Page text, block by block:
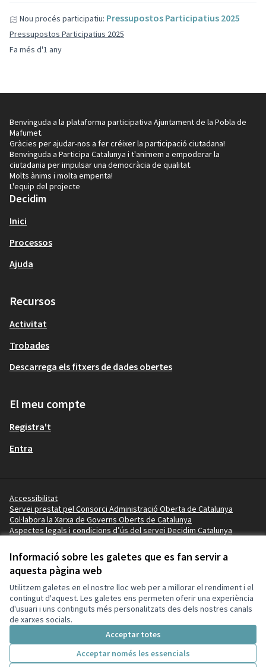
Informació sobre les galetes que es fan servir a
aquesta pàgina web
Utilitzem galetes en el nostre lloc web per a millorar el rendiment i el
contingut d'aquest. Les galetes ens permeten oferir una experiència
d'usuari i uns continguts més personalitzats des dels nostres canals
de xarxes socials.
Acceptar totes
Acceptar només les essencials
Fa més d'1 any
Nou procés participatiu: Pressupostos Participatius 2025
Pressupostos Participatius 2025
Benvinguda a la plataforma participativa Ajuntament de la Pobla de
Mafumet.
Gràcies per ajudar-nos a fer créixer la participació ciutadana!
Benvinguda a Participa Catalunya i t'animem a empoderar la
ciutadania per impulsar una democràcia de qualitat.
Molts ànims i molta empenta!
L'equip del projecte
Decidim
Inici
Processos
Ajuda
Recursos
Activitat
Trobades
Descarrega els fitxers de dades obertes
El meu compte
Registra't
Entra
Accessibilitat
Servei prestat pel Consorci Administració Oberta de Catalunya
Col·labora la Xarxa de Governs Oberts de Catalunya
Aspectes legals i condicions d’ús del servei Decidim Catalunya
Termes i condicions
Configuració de les galetes
Ajuntament de la Pobla de Mafumet a X
(Enllaç extern)
Ajuntament de la Pobla de Mafumet a Facebook
(Enllaç extern)
Ajuntament de la Pobla de Mafumet a Instagram
(Enllaç extern)
Ajuntament de la Pobla de Mafumet a YouTube
(Enllaç extern)
Ajuntament de la Pobla de Mafumet a GitHub
(Enllaç extern)
Web creada amb
(Enllaç extern)
Amb
(Enllaç